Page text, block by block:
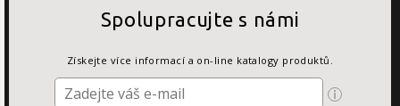
Spolupracujte s námi
Získejte více informací a on-line katalogy produktů.